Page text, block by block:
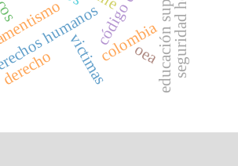
humanoscolombiaeducación superior
oea
victimas
derecho